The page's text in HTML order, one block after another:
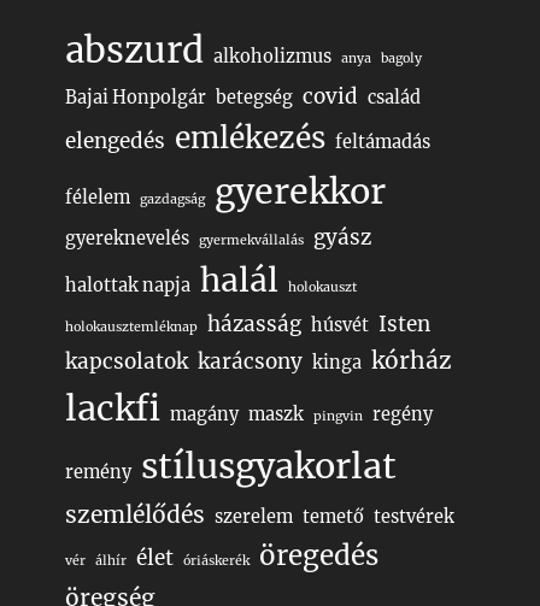
abszurd alkoholizmus anya bagoly
Bajai Honpolgár betegség covid család
elengedés emlékezés feltámadás
félelem gazdagság gyerekkor
gyereknevelés gyermekvállalás gyász
halottak napja halál holokauszt
holokausztemléknap házasság húsvét Isten
kapcsolatok karácsony kinga kórház
lackfi magány maszk pingvin regény
remény stílusgyakorlat
szemlélődés szerelem temető testvérek
vér álhír élet óriáskerék öregedés
öregség